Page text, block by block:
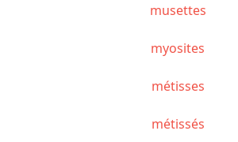
musettes
myosites
métisses
métissés